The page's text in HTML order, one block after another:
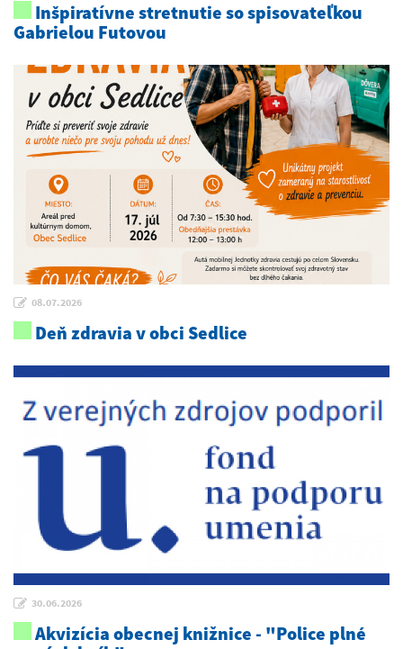
Inšpiratívne stretnutie so spisovateľkou
Gabrielou Futovou
08.07.2026
Deň zdravia v obci Sedlice
30.06.2026
Akvizícia obecnej knižnice - "Police plné